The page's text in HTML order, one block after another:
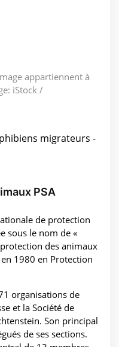
appartiennent à
iStock /
migrateurs -
PSA
de protection
sous le nom de «
des animaux
1980 en Protection
organisations de
et la Société de
Son principal
de ses sections.